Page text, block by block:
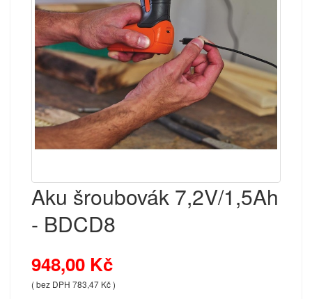
Aku šroubovák 7,2V/1,5Ah
- BDCD8
948,00 Kč
( bez DPH 783,47 Kč )